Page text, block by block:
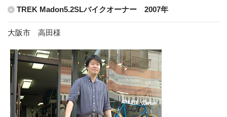
TREK Madon5.2SLバイクオーナー 2007年
大阪市 高田様